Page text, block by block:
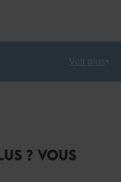
Voir plus
? VOUS